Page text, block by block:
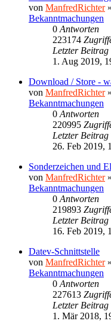
von ManfredRichter»
Bekanntmachungen
0 Antworten
223174
Letzter Beitrag
1. Aug 2019,
Download / Store -
von ManfredRichter»
Bekanntmachungen
0 Antworten
220995
Letzter Beitrag
26. Feb 2019,
Sonderzeichen und
von ManfredRichter»
Bekanntmachungen
0 Antworten
219893
Letzter Beitrag
16. Feb 2019,
Datev-Schnittstelle
von ManfredRichter»
Bekanntmachungen
0 Antworten
227613
Letzter Beitrag
1. Mär 2018,